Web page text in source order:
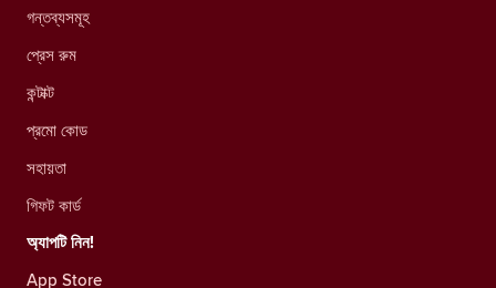
গন্তব্যসমূহ
প্রেস রুম
কন্টাক্ট
প্রমো কোড
সহায়তা
গিফট কার্ড
অ্যাপটি নিন!
App Store